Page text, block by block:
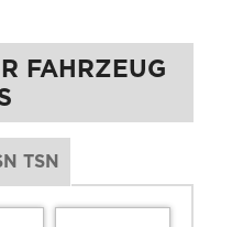
FAHRZEUG
TSN